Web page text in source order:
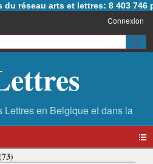
réseau arts et lettres: 8 403 746
Connexion